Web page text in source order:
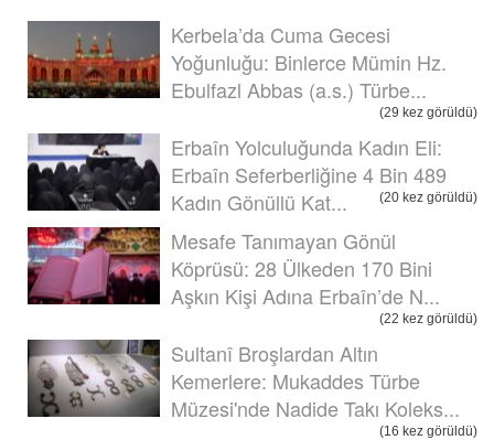
Kerbela’da Cuma Gecesi
Yoğunluğu: Binlerce Mümin Hz.
Ebulfazl Abbas (a.s.) Türbe...
(29 kez görüldü)
Erbaîn Yolculuğunda Kadın Eli:
Erbaîn Seferberliğine 4 Bin 489
Kadın Gönüllü Kat...
(20 kez görüldü)
Mesafe Tanımayan Gönül
Köprüsü: 28 Ülkeden 170 Bini
Aşkın Kişi Adına Erbaîn’de N...
(22 kez görüldü)
Sultanî Broşlardan Altın
Kemerlere: Mukaddes Türbe
Müzesi'nde Nadide Takı Koleks...
(16 kez görüldü)